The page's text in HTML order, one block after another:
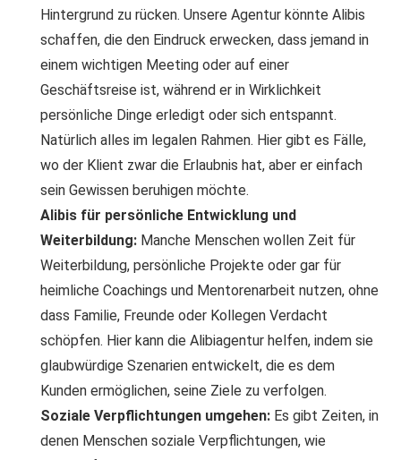
Hintergrund zu rücken. Unsere Agentur könnte Alibis
schaffen, die den Eindruck erwecken, dass jemand in
einem wichtigen Meeting oder auf einer
Geschäftsreise ist, während er in Wirklichkeit
persönliche Dinge erledigt oder sich entspannt.
Natürlich alles im legalen Rahmen. Hier gibt es Fälle,
wo der Klient zwar die Erlaubnis hat, aber er einfach
sein Gewissen beruhigen möchte.
Alibis für persönliche Entwicklung und
Weiterbildung: Manche Menschen wollen Zeit für
Weiterbildung, persönliche Projekte oder gar für
heimliche Coachings und Mentorenarbeit nutzen, ohne
dass Familie, Freunde oder Kollegen Verdacht
schöpfen. Hier kann die Alibiagentur helfen, indem sie
glaubwürdige Szenarien entwickelt, die es dem
Kunden ermöglichen, seine Ziele zu verfolgen.
Soziale Verpflichtungen umgehen: Es gibt Zeiten, in
denen Menschen soziale Verpflichtungen, wie